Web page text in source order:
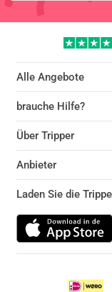
Alle Angebote
brauche Hilfe?
Über Tripper
Anbieter
Laden Sie die